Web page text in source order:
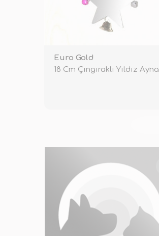
Euro Gold
18 Cm Çıngıraklı Yıldız Ayna